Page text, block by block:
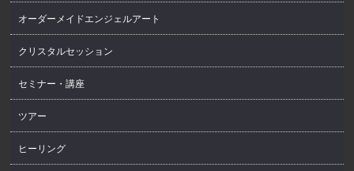
オーダーメイドエンジェルアート
クリスタルセッション
セミナー・講座
ツアー
ヒーリング